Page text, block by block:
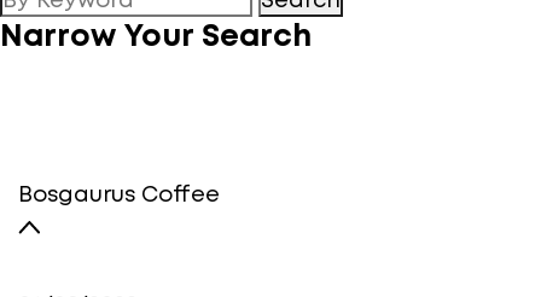
Narrow Your Search
Bosgaurus Coffee